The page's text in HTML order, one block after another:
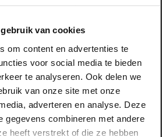
van cookies
om content en advertenties te
voor social media te bieden
te analyseren. Ook delen we
van onze site met onze
adverteren en analyse. Deze
gegevens combineren met andere
heeft verstrekt of die ze hebben
om alle benodigde data te
resultaten waren het wachten